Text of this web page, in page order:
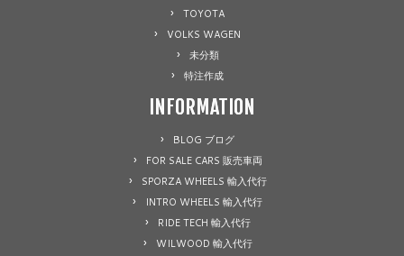
TOYOTA
VOLKS WAGEN
未分類
特注作成
INFORMATION
BLOG ブログ
FOR SALE CARS 販売車両
SPORZA WHEELS 輸入代行
INTRO WHEELS 輸入代行
RIDE TECH 輸入代行
WILWOOD 輸入代行